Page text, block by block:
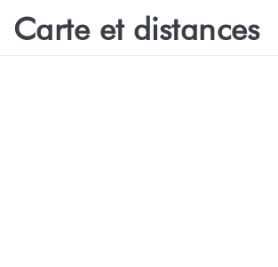
Carte et distances